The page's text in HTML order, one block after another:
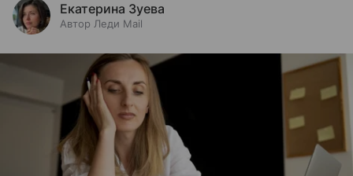
Екатерина Зуева
Автор Леди Mail